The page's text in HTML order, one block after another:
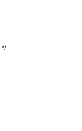
*/